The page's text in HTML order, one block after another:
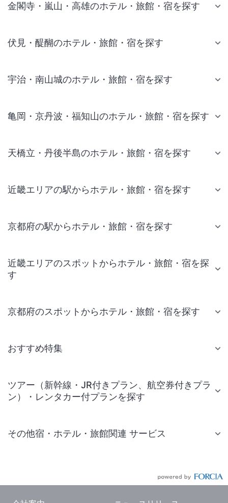
金閣寺・嵐山・高雄のホテル・旅館・宿を探す
伏見・醍醐のホテル・旅館・宿を探す
宇治・南山城のホテル・旅館・宿を探す
亀岡・京丹波・福知山のホテル・旅館・宿を探す
天橋立・丹後半島のホテル・旅館・宿を探す
近畿エリアの駅からホテル・旅館・宿を探す
京都府の駅からホテル・旅館・宿を探す
近畿エリアのスポットからホテル・旅館・宿を探
す
京都府のスポットからホテル・旅館・宿を探す
おすすめ特集
ツアー（新幹線・JR付きプラン、航空券付きプラ
ン）・レンタカー付プランを探す
その他宿・ホテル・旅館関連 サービス